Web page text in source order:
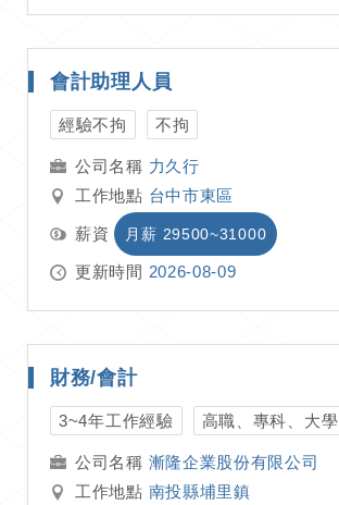
會計助理人員
經驗不拘 不拘
力久行
工作地點 台中市東區
薪資 月薪 29500~31000
更新時間 2026-08-09
財務/會計
3~4年工作經驗 高職、專科、大學
漸隆企業股份有限公司
工作地點 南投縣埔里鎮